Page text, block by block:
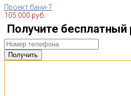
Проект бани-7
105 000 руб.
Получите